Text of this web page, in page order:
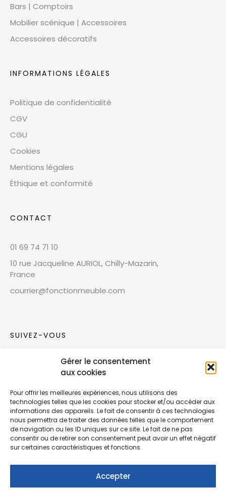
Gérer le consentement
aux cookies
Pour offrir les meilleures expériences, nous utilisons des
technologies telles que les cookies pour stocker et/ou accéder aux
informations des appareils. Le fait de consentir à ces technologies
nous permettra de traiter des données telles que le comportement
de navigation ou les ID uniques sur ce site. Le fait de ne pas
consentir ou de retirer son consentement peut avoir un effet négatif
sur certaines caractéristiques et fonctions.
Accepter
Bars | Comptoirs
Mobilier scénique | Accessoires
Accessoires décoratifs
INFORMATIONS LÉGALES
Politique de confidentialité
CGV
CGU
Cookies
Mentions légales
Éthique et conformité
CONTACT
01 69 74 71 10
10 rue Jacqueline AURIOL, Chilly-Mazarin,
France
courrier@fonctionmeuble.com
SUIVEZ-VOUS
Rejoignez notre communauté sur les réseaux
Nouvelles collections, vie de l’équipe ou
inspirations : soyez informés de nos dernières
actualités.